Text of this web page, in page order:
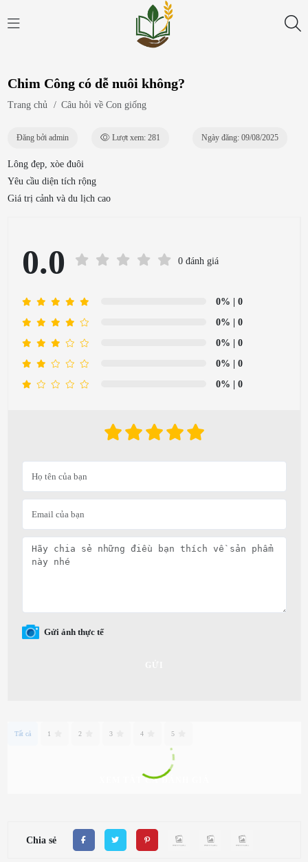
Chim Công có dễ nuôi không?
Trang chủ / Câu hỏi về Con giống
Đăng bởi admin Lượt xem: 281 Ngày đăng: 09/08/2025
Lông đẹp, xòe đuôi
Yêu cầu diện tích rộng
Giá trị cảnh và du lịch cao
0.0 0 đánh giá
0% | 0
0% | 0
0% | 0
0% | 0
0% | 0
Gửi ảnh thực tế
Tất cả 1 2 3 4 5
XEM TẤT CẢ ĐÁNH GIÁ
Chia sẻ